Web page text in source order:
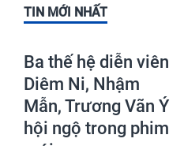
TIN MỚI NHẤT
Ba thế hệ diễn viên
Diêm Ni, Nhậm
Mẫn, Trương Vãn Ý
hội ngộ trong phim